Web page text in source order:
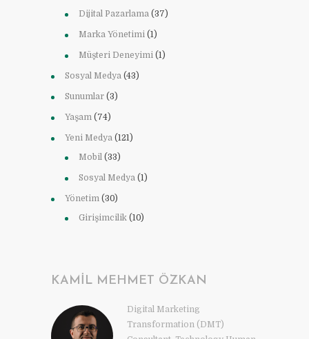
Dijital Pazarlama (37)
Marka Yönetimi (1)
Müşteri Deneyimi (1)
Sosyal Medya (43)
Sunumlar (3)
Yaşam (74)
Yeni Medya (121)
Mobil (33)
Sosyal Medya (1)
Yönetim (30)
Girişimcilik (10)
KAMIL MEHMET ÖZKAN
Digital Marketing
Transformation (DMT)